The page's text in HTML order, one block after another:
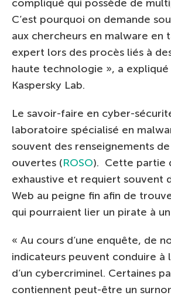
compliqué qui possède de
C’est pourquoi on demande
aux chercheurs en malware en
expert lors des procès liés à
haute technologie », a expliqué
Kaspersky Lab.
Le savoir-faire en cyber-
laboratoire spécialisé en
souvent des renseignements
ouvertes (ROSO). Cette partie
exhaustive et requiert souvent
Web au peigne fin afin de
qui pourraient lier un pirate à
« Au cours d’une enquête, de
indicateurs peuvent conduire à
d’un cybercriminel. Certaines
contiennent peut-être un